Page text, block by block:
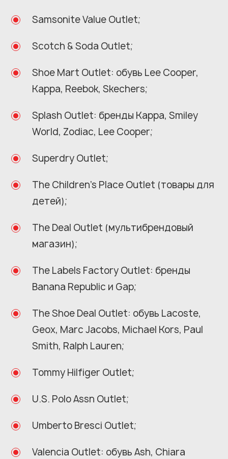
Samsonite Value Outlet;
Scotch & Soda Outlet;
Shoe Mart Outlet: обувь Lee Cooper,
Kappa, Reebok, Skechers;
Splash Outlet: бренды Kappa, Smiley
World, Zodiac, Lee Cooper;
Superdry Outlet;
The Children’s Place Outlet (товары для
детей);
The Deal Outlet (мультибрендовый
магазин);
The Labels Factory Outlet: бренды
Banana Republic и Gap;
The Shoe Deal Outlet: обувь Lacoste,
Geox, Marc Jacobs, Michael Kors, Paul
Smith, Ralph Lauren;
Tommy Hilfiger Outlet;
U.S. Polo Assn Outlet;
Umberto Bresci Outlet;
Valencia Outlet: обувь Ash, Chiara